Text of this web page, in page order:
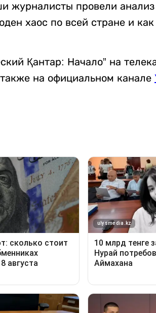
журналисты провели анализ
хаос по всей стране и как
Қантар: Начало” на
на официальном канале